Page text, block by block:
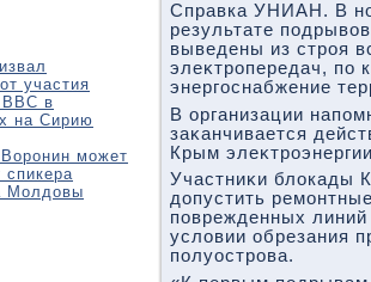
участия
ВВС в
на Сирию
может
спикера
Молдовы
Справка УНИАН. В
результате
выведены из строя
элеκтропередач, по
энергоснабжение
В организации
заκанчивается
Крым
Участниκи блοкады
дοпустить
поврежденных
услοвии обрезания
полуострова.